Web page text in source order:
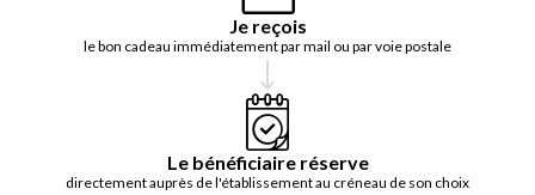
Je reçois
le bon cadeau immédiatement par mail ou par voie postale
Le bénéficiaire réserve
directement auprès de l'établissement au créneau de son choix